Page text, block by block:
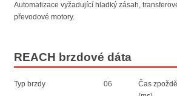
Automatizace vyžadující hladký zásah,
převodové motory.
REACH brzdové dáta
Typ brzdy 06
Čas